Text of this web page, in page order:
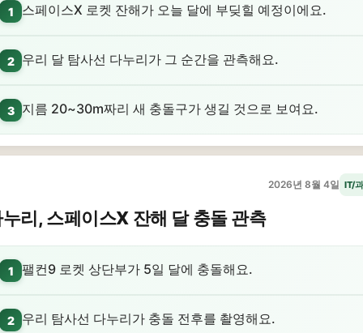
1 스페이스X 로켓 잔해가 오늘 달에 부딪힐 예정이에요.
2 우리 달 탐사선 다누리가 그 순간을 관측해요.
3 지름 20~30m짜리 새 충돌구가 생길 것으로 보여요.
2026년 8월 4일 IT/
리, 스페이스X 잔해 달 충돌 관측
1 팰컨9 로켓 상단부가 5일 달에 충돌해요.
2 우리 탐사선 다누리가 충돌 전후를 촬영해요.